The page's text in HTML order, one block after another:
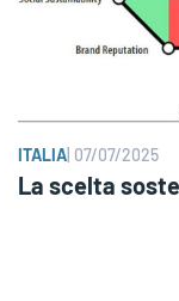
ITALIA| 07/07/2025
La scelta